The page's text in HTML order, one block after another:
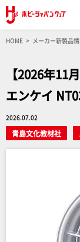
HOME メーカー新製品
【2026年11
エンケイ
2026.07.02
青島文化教材社